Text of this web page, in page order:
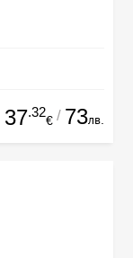
37.32
€ / 73лв.